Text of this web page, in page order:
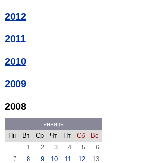
2012
2011
2010
2009
2008
январь
Пн
Вт Ср Чт Пт Сб
Вс
1
2 3 4 5
6
7
8 9 10 11 12
13